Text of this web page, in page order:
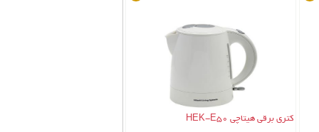
کتری برقی هیتاچی HEK-E50